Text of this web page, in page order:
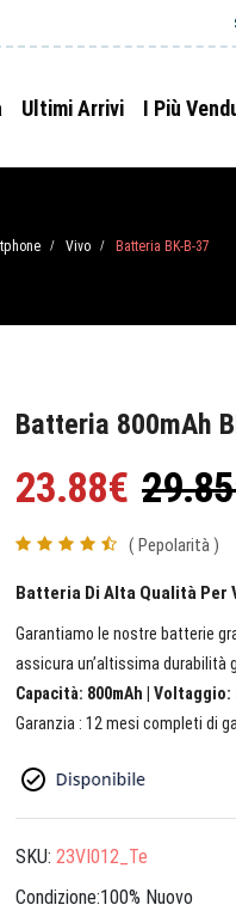
Ultimi Arrivi I Più
/ Vivo / Batteria BK-B-37
Batteria 800mAh
23.88€
( Pepolarità )
Batteria Di Alta Qualità Per
Garantiamo le nostre batterie
assicura un’altissima durabilità
Capacità: 800mAh |
Garanzia : 12 mesi completi di
SKU: 23VI012_Te
Condizione:100% Nuovo